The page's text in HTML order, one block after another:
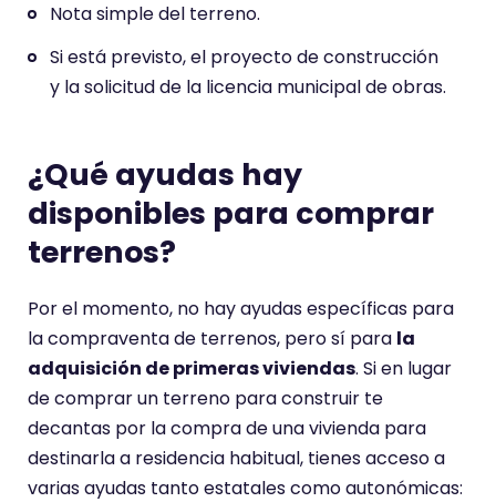
Nota simple del terreno.
Si está previsto, el proyecto de construcción
y la solicitud de la licencia municipal de obras.
¿Qué ayudas hay
disponibles para comprar
terrenos?
Por el momento, no hay ayudas específicas para
la compraventa de terrenos, pero sí para la
adquisición de primeras viviendas. Si en lugar
de comprar un terreno para construir te
decantas por la compra de una vivienda para
destinarla a residencia habitual, tienes acceso a
varias ayudas tanto estatales como autonómicas: